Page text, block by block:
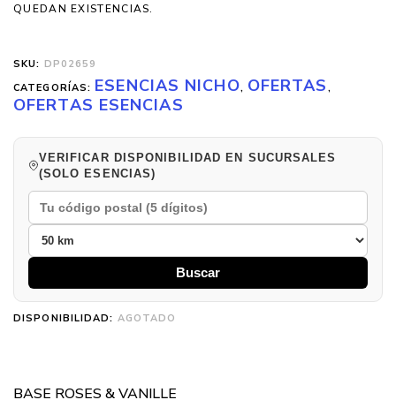
QUEDAN EXISTENCIAS.
SKU: DP02659
CATEGORÍAS: ESENCIAS NICHO, OFERTAS ,
OFERTAS ESENCIAS
VERIFICAR DISPONIBILIDAD EN SUCURSALES
(SOLO ESENCIAS)
Buscar
DISPONIBILIDAD: AGOTADO
BASE ROSES & VANILLE